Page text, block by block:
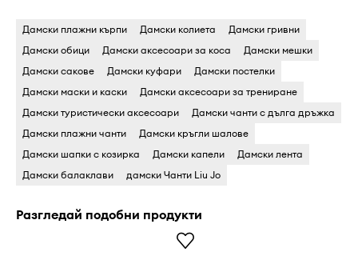
Дамски плажни кърпи Дамски колиета
Дамски гривни
Дамски обици
Дамски аксесоари за коса
Дамски мешки
Дамски сакове
Дамски куфари
Дамски постелки
Дамски маски и каски
Дамски аксесоари за трениране
Дамски туристически аксесоари
Дамски чанти с дълга дръжка
Дамски плажни чанти
Дамски кръгли шалове
Дамски шапки с козирка
Дамски капели
Дамски лента
Дамски балаклави
дамски Чанти Liu Jo
Разгледай подобни продукти